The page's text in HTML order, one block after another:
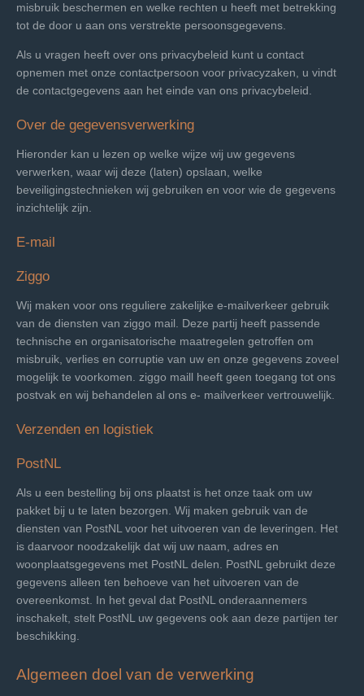
misbruik beschermen en welke rechten u heeft met betrekking
tot de door u aan ons verstrekte persoonsgegevens.
Als u vragen heeft over ons privacybeleid kunt u contact
opnemen met onze contactpersoon voor privacyzaken, u vindt
de contactgegevens aan het einde van ons privacybeleid.
Over de gegevensverwerking
Hieronder kan u lezen op welke wijze wij uw gegevens
verwerken, waar wij deze (laten) opslaan, welke
beveiligingstechnieken wij gebruiken en voor wie de gegevens
inzichtelijk zijn.
E-mail
Ziggo
Wij maken voor ons reguliere zakelijke e-mailverkeer gebruik
van de diensten van ziggo mail. Deze partij heeft passende
technische en organisatorische maatregelen getroffen om
misbruik, verlies en corruptie van uw en onze gegevens zoveel
mogelijk te voorkomen. ziggo maill heeft geen toegang tot ons
postvak en wij behandelen al ons e- mailverkeer vertrouwelijk.
Verzenden en logistiek
PostNL
Als u een bestelling bij ons plaatst is het onze taak om uw
pakket bij u te laten bezorgen. Wij maken gebruik van de
diensten van PostNL voor het uitvoeren van de leveringen. Het
is daarvoor noodzakelijk dat wij uw naam, adres en
woonplaatsgegevens met PostNL delen. PostNL gebruikt deze
gegevens alleen ten behoeve van het uitvoeren van de
overeenkomst. In het geval dat PostNL onderaannemers
inschakelt, stelt PostNL uw gegevens ook aan deze partijen ter
beschikking.
Algemeen doel van de verwerking